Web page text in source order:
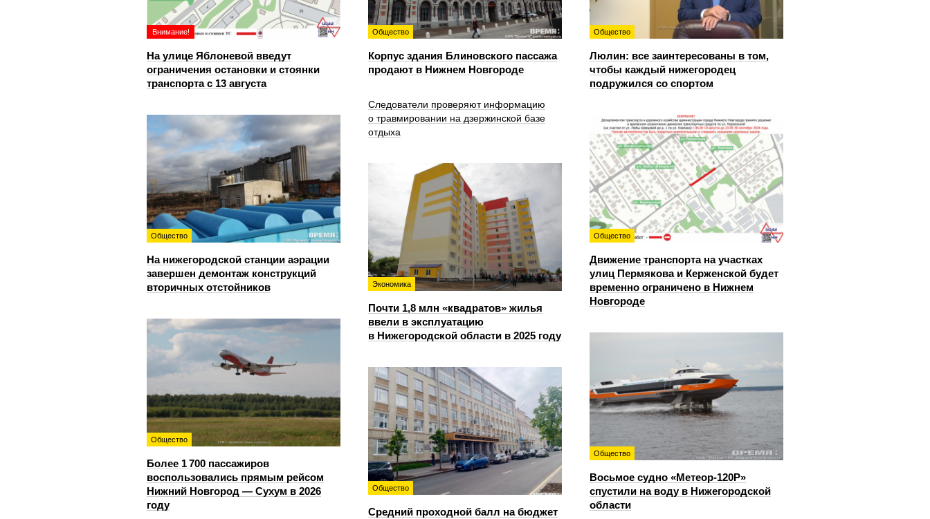
Внимание!
На улице Яблоневой введут
ограничения остановки и стоянки
транспорта с 13 августа
Общество
Корпус здания Блиновского пассажа
продают в Нижнем Новгороде
Общество
Люлин: все заинтересованы в том,
чтобы каждый нижегородец
подружился со спортом
Следователи проверяют информацию
о травмировании на дзержинской базе
отдыха
Общество
На нижегородской станции аэрации
завершен демонтаж конструкций
вторичных отстойников
Общество
Движение транспорта на участках
улиц Пермякова и Керженской будет
временно ограничено в Нижнем
Новгороде
Экономика
Почти 1,8 млн «квадратов» жилья
ввели в эксплуатацию
в Нижегородской области в 2025 году
Общество
Более 1 700 пассажиров
воспользовались прямым рейсом
Нижний Новгород — Сухум в 2026
году
Общество
Восьмое судно «Метеор-120Р»
спустили на воду в Нижегородской
области
Общество
Средний проходной балл на бюджет